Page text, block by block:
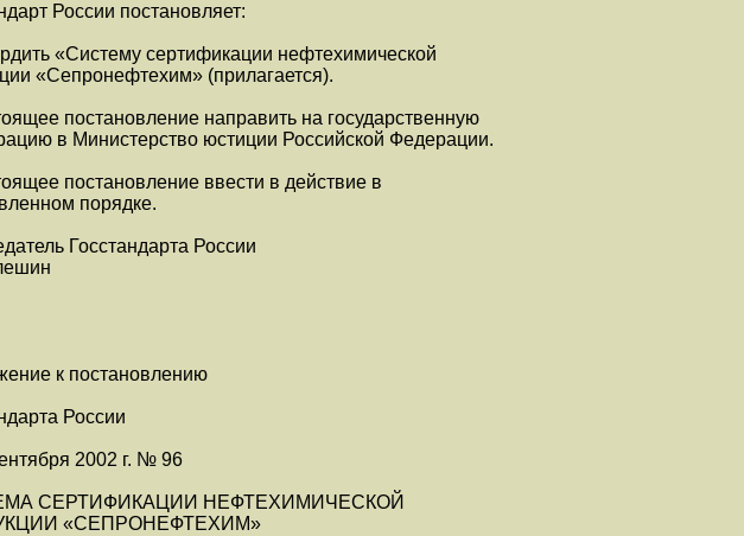
России постановляет:
«Систему сертификации нефтехимической
«Сепронефтехим» (прилагается).
постановление направить на государственную
в Министерство юстиции Российской Федерации.
постановление ввести в действие в
порядке.
Госстандарта России
к постановлению
России
2002 г. № 96
СЕРТИФИКАЦИИ НЕФТЕХИМИЧЕСКОЙ
«СЕПРОНЕФТЕХИМ»